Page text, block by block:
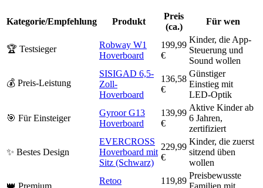
Kategorie/Empfehlung Produkt
Preis
(ca.)
Für wen
🏆 Testsieger
Robway W1
Hoverboard
199,99
€
Kinder, die App-
Steuerung und
Sound wollen
💰 Preis-Leistung
SISIGAD 6,5-
Zoll-
Hoverboard
136,58
€
Günstiger
Einstieg mit
LED-Optik
🎯 Für Einsteiger
Gyroor G13
Hoverboard
139,99
€
Aktive Kinder ab
6 Jahren,
zertifiziert
✨ Bestes Design
EVERCROSS
Hoverboard mit
Sitz (Schwarz)
229,99
€
Kinder, die zuerst
sitzend üben
wollen
👑 Premium
Retoo
119,89
Preisbewusste
Familien mit